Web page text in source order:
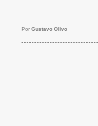
Por Gustavo Olivo